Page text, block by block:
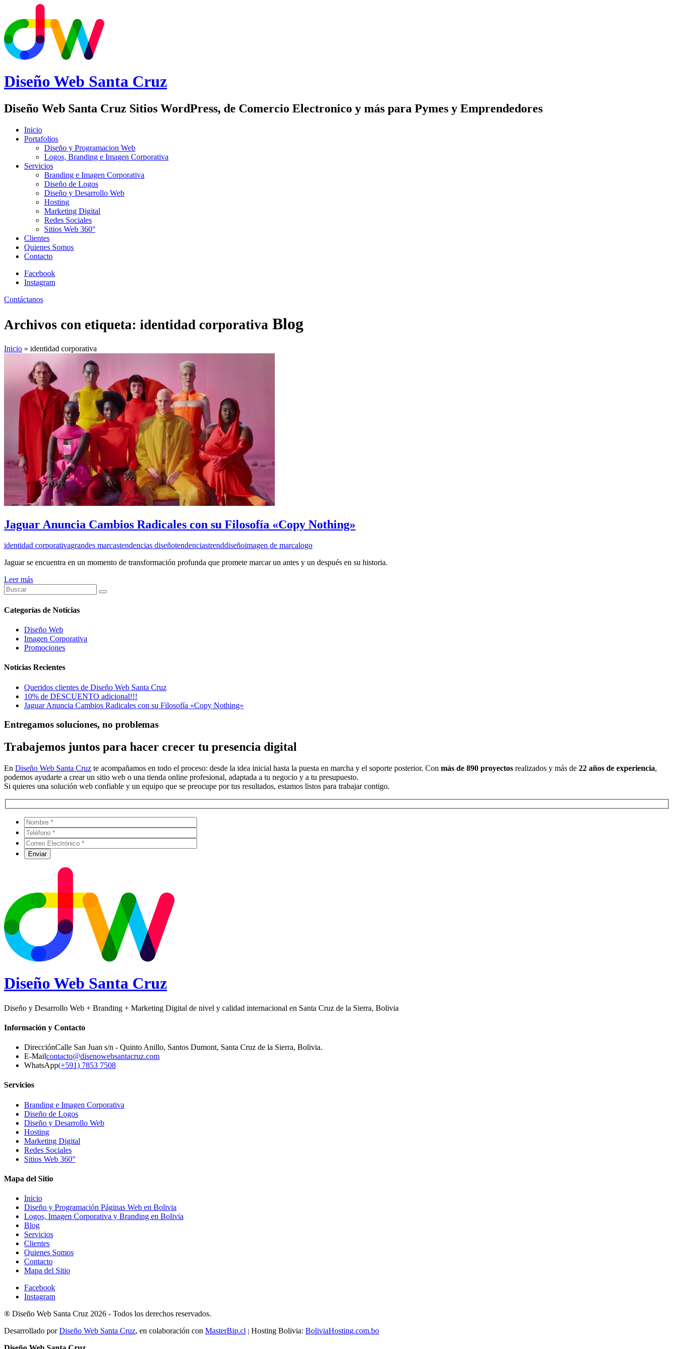
Diseño Web Santa Cruz
Diseño Web Santa Cruz Sitios WordPress, de Comercio Electronico y más para Pymes y Emprendedores
Inicio
Portafolios
Diseño y Programacion Web
Logos, Branding e Imagen Corporativa
Servicios
Branding e Imagen Corporativa
Diseño de Logos
Diseño y Desarrollo Web
Hosting
Marketing Digital
Redes Sociales
Sitios Web 360°
Clientes
Quienes Somos
Contacto
Facebook
Instagram
Contáctanos
Archivos con etiqueta: identidad corporativa Blog
Inicio » identidad corporativa
Jaguar Anuncia Cambios Radicales con su Filosofía «Copy Nothing»
identidad corporativagrandes marcastendencias diseñotendenciastrenddiseñoimagen de marcalogo
Jaguar se encuentra en un momento de transformación profunda que promete marcar un antes y un después en su historia.
Leer más
Categorías de Noticias
Diseño Web
Imagen Corporativa
Promociones
Noticias Recientes
Queridos clientes de Diseño Web Santa Cruz
10% de DESCUENTO adicional!!!
Jaguar Anuncia Cambios Radicales con su Filosofía «Copy Nothing»
Entregamos soluciones, no problemas
Trabajemos juntos para hacer crecer tu presencia digital
En Diseño Web Santa Cruz te acompañamos en todo el proceso: desde la idea inicial hasta la puesta en marcha y el soporte posterior. Con más de 890 proyectos realizados y más de 22 años de experiencia,
podemos ayudarte a crear un sitio web o una tienda online profesional, adaptada a tu negocio y a tu presupuesto.
Si quieres una solución web confiable y un equipo que se preocupe por tus resultados, estamos listos para trabajar contigo.
Diseño Web Santa Cruz
Diseño y Desarrollo Web + Branding + Marketing Digital de nivel y calidad internacional en Santa Cruz de la Sierra, Bolivia
Información y Contacto
DirecciónCalle San Juan s/n - Quinto Anillo, Santos Dumont, Santa Cruz de la Sierra, Bolivia.
E-Mailcontacto@disenowebsantacruz.com
WhatsApp(+591) 7853 7508
Servicios
Branding e Imagen Corporativa
Diseño de Logos
Diseño y Desarrollo Web
Hosting
Marketing Digital
Redes Sociales
Sitios Web 360°
Mapa del Sitio
Inicio
Diseño y Programación Páginas Web en Bolivia
Logos, Imagen Corporativa y Branding en Bolivia
Blog
Servicios
Clientes
Quienes Somos
Contacto
Mapa del Sitio
Facebook
Instagram
® Diseño Web Santa Cruz 2026 - Todos los derechos reservados.
Desarrollado porDiseño Web Santa Cruz, en colaboración con MasterBip.cl | Hosting Bolivia: BoliviaHosting.com.bo